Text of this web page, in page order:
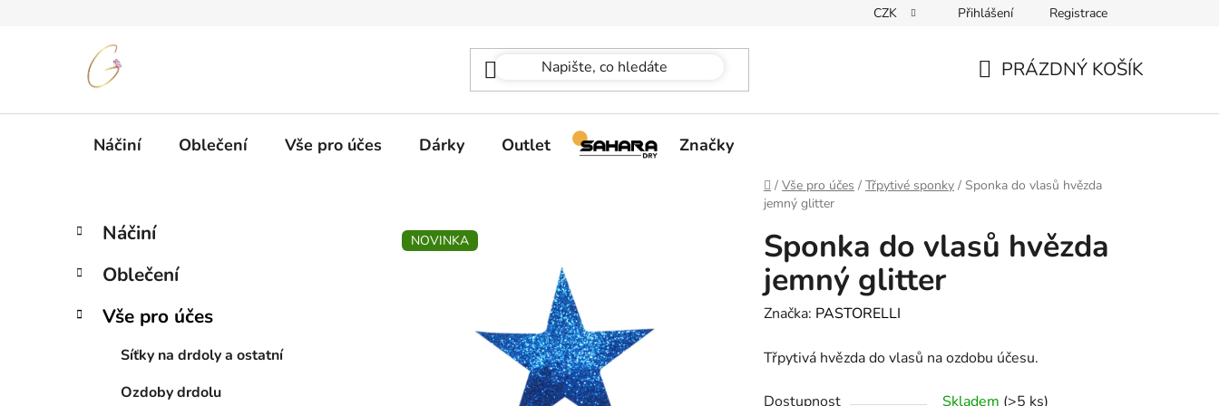
CZK Přihlášení Registrace
PRÁZDNÝ KOŠÍK
Náčiní Oblečení Vše pro účes Dárky Outlet Značky
Domů
/ Vše pro účes / Třpytivé sponky / Sponka do vlasů hvězda
jemný glitter
P
s
r
Přeskočit
kategorie
K
a
e
o
Náčiní
Oblečení
Vše pro účes
Síťky na drdoly a ostatní
Ozdoby drdolu
Sponka do vlasů hvězda
jemný glitter
Značka: PASTORELLI
Třpytivá hvězda do vlasů na ozdobu účesu.
Dostupnost Skladem (>5 ks)
NOVINKA